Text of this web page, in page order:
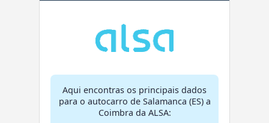
Aqui encontras os principais dados
para o autocarro de Salamanca (ES) a
Coimbra da ALSA: